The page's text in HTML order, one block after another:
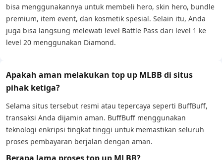
bisa menggunakannya untuk membeli hero, skin hero, bundle
premium, item event, dan kosmetik spesial. Selain itu, Anda
juga bisa langsung melewati level Battle Pass dari level 1 ke
level 20 menggunakan Diamond.
Apakah aman melakukan top up MLBB di situs
pihak ketiga?
Selama situs tersebut resmi atau tepercaya seperti BuffBuff,
transaksi Anda dijamin aman. BuffBuff menggunakan
teknologi enkripsi tingkat tinggi untuk memastikan seluruh
proses pembayaran berjalan dengan aman.